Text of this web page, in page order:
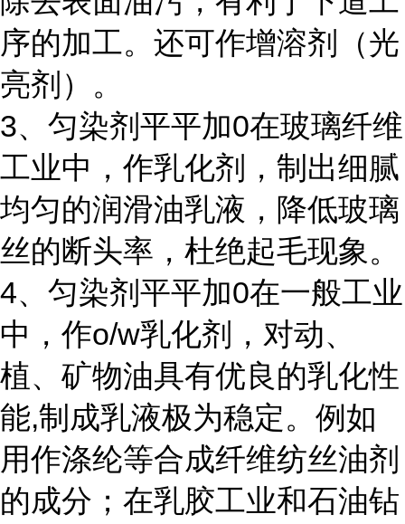
序的加工。还可作增溶剂（光
亮剂）。
3、匀染剂平平加0在玻璃纤维
工业中，作乳化剂，制出细腻
均匀的润滑油乳液，降低玻璃
丝的断头率，杜绝起毛现象。
4、匀染剂平平加0在一般工业
中，作o/w乳化剂，对动、
植、矿物油具有优良的乳化性
能,制成乳液极为稳定。例如
用作涤纶等合成纤维纺丝油剂
的成分；在乳胶工业和石油钻